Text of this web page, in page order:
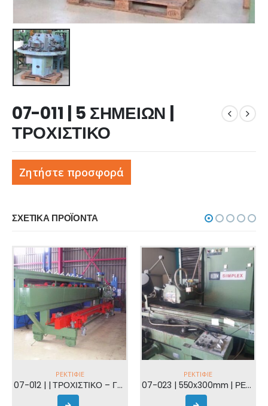
07-011 | 5 ΣΗΜΕΙΩΝ |
ΤΡΟΧΙΣΤΙΚΟ
Ζητήστε προσφορά
ΣΧΕΤΙΚΆ ΠΡΟΪΌΝΤΑ
ΡΕΚΤΙΦΙΈ
07-012 | | ΤΡΟΧΙΣΤΙΚΟ – ΓΥΑΛΙΣΤΙΚΟ
ΡΕΚΤΙΦΙΈ
07-023 | 550x300mm | ΡΕΚΤΙΦΙΕ ΕΠΙΦΑΝΕΙΑΣ BLOHM